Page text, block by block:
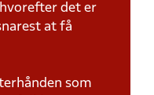
det er
at få
som